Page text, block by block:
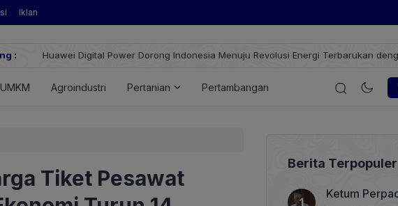
Iklan
:
Huawei Digital Power Dorong Indonesia Menuju Revolusi Energi Terbarukan dengan
UMKM Agroindustri Pertanian Pertambangan Korporasi
Tiket Pesawat
Berita Terpopuler
Ketum